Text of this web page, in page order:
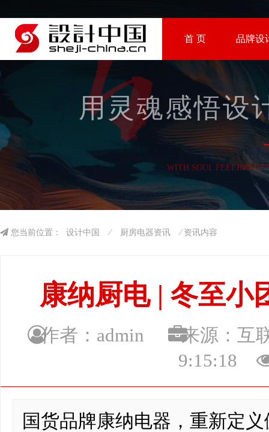
首 页 品牌设
用灵魂感悟设
WITH SOUL FEELING
您当前位置： 设计中国 ⁄ 厨房电器资讯 ⁄ 资讯内容
康纳厨电 | 冬至小
作者：admin
来源：
9:15:18
国货品牌康纳电器，重新定